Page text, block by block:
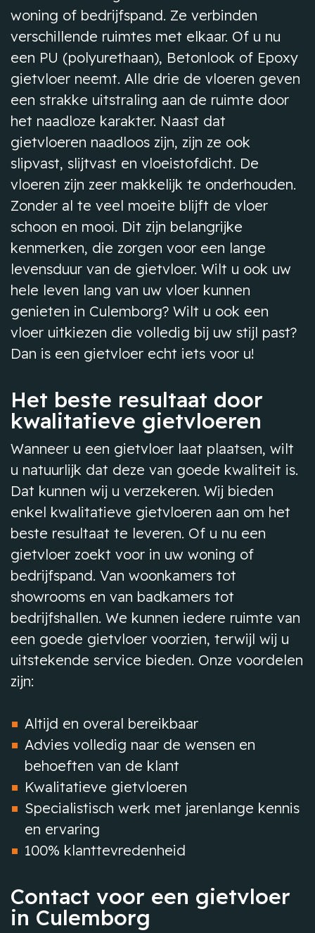
woning of bedrijfspand. Ze verbinden
verschillende ruimtes met elkaar. Of u nu
een PU (polyurethaan), Betonlook of Epoxy
gietvloer neemt. Alle drie de vloeren geven
een strakke uitstraling aan de ruimte door
het naadloze karakter. Naast dat
gietvloeren naadloos zijn, zijn ze ook
slipvast, slijtvast en vloeistofdicht. De
vloeren zijn zeer makkelijk te onderhouden.
Zonder al te veel moeite blijft de vloer
schoon en mooi. Dit zijn belangrijke
kenmerken, die zorgen voor een lange
levensduur van de gietvloer. Wilt u ook uw
hele leven lang van uw vloer kunnen
genieten in Culemborg? Wilt u ook een
vloer uitkiezen die volledig bij uw stijl past?
Dan is een gietvloer echt iets voor u!
Het beste resultaat door
kwalitatieve gietvloeren
Wanneer u een gietvloer laat plaatsen, wilt
u natuurlijk dat deze van goede kwaliteit is.
Dat kunnen wij u verzekeren. Wij bieden
enkel kwalitatieve gietvloeren aan om het
beste resultaat te leveren. Of u nu een
gietvloer zoekt voor in uw woning of
bedrijfspand. Van woonkamers tot
showrooms en van badkamers tot
bedrijfshallen. We kunnen iedere ruimte van
een goede gietvloer voorzien, terwijl wij u
uitstekende service bieden. Onze voordelen
zijn:
Altijd en overal bereikbaar
Advies volledig naar de wensen en
behoeften van de klant
Kwalitatieve gietvloeren
Specialistisch werk met jarenlange kennis
en ervaring
100% klanttevredenheid
Contact voor een gietvloer
in Culemborg